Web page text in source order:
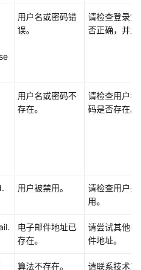
用户名或密码错
误。
请检查登录凭
否正确，并重
用户名或密码不
存在。
请检查用户名
码是否存在。
用户被禁用。
请检查用户是
用。
电子邮件地址已
存在。
请尝试其他电
件地址。
算法不存在。 请联系技术支